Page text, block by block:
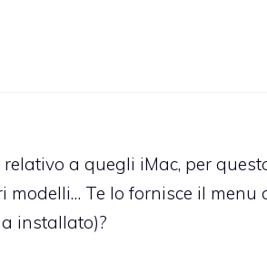
a quegli iMac, per
modelli… Te lo fornisce il menu
installato)?